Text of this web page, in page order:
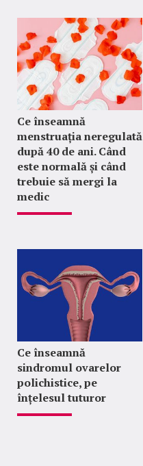
Ce înseamnă
menstruația neregulată
după 40 de ani. Când
este normală și când
trebuie să mergi la
medic
Ce înseamnă
sindromul ovarelor
polichistice, pe
înțelesul tuturor